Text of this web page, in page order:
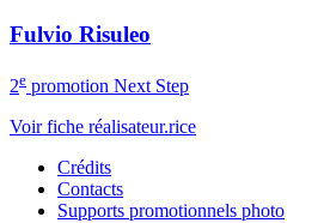
Fulvio Risuleo
2e promotion Next Step
Voir fiche réalisateur.rice
Crédits
Contacts
Supports promotionnels photo